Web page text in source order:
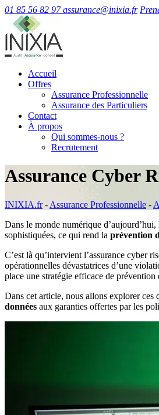
01 85 56 82 97 assurance@inixia.fr
Accueil
Offres
Assurance Professionnelle
Assurance des Particuliers
Contact
À propos
Qui sommes-nous ?
Recrutement
Assurance Cyber
INIXIA.fr- Assurance Professionnelle -
Dans le monde numérique
sophistiquées, ce qui rend la prévention
C’est là qu’intervient l’assurance cyber
opérationnelles dévastatrices d’une
place une stratégie efficace de
Dans cet article, nous allons explorer ces
données aux garanties offertes par les